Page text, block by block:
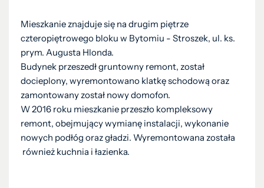
Mieszkanie znajduje się na drugim piętrze
czteropiętrowego bloku w Bytomiu - Stroszek, ul. ks.
prym. Augusta Hlonda.
Budynek przeszedł gruntowny remont, został
docieplony, wyremontowano klatkę schodową oraz
zamontowany został nowy domofon.
W 2016 roku mieszkanie przeszło kompleksowy
remont, obejmujący wymianę instalacji, wykonanie
nowych podłóg oraz gładzi. Wyremontowana została
również kuchnia i łazienka.